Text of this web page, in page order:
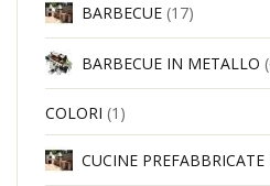
BARBECUE (17)
BARBECUE IN METALLO
COLORI (1)
CUCINE